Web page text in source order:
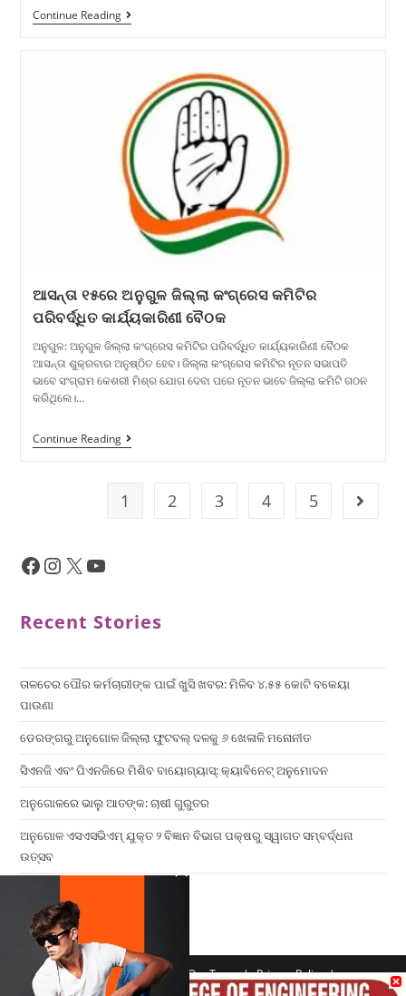
Continue Reading
ଆସନ୍ତା ୧୫ରେ ଅନୁଗୁଳ ଜିଲ୍ଲା କଂଗ୍ରେସ କମିଟିର
ପରିବର୍ଦ୍ଧିତ କାର୍ଯ୍ୟକାରିଣୀ ବୈଠକ
ଅନୁଗୁଳ: ଅନୁଗୁଳ ଜିଲ୍ଲା କଂଗ୍ରେସ କମିଟିର ପରିବର୍ଦ୍ଧିତ କାର୍ଯ୍ୟକାରିଣୀ ବୈଠକ
ଆସନ୍ତା ଶୁକ୍ରବାର ଅନୁଷ୍ଠିତ ହେବ। ଜିଲ୍ଲା କଂଗ୍ରେସ କମିଟିର ନୂତନ ସଭାପତି
ଭାବେ ସଂଗ୍ରାମ କେଶରୀ ମିଶ୍ର ଯୋଗ ଦେବା ପରେ ନୂତନ ଭାବେ ଜିଲ୍ଲା କମିଟି ଗଠନ
କରିଥିଲେ।…
Continue Reading
1 2 3 4 5
Recent Stories
ତାଳଚେର ପୌର କର୍ମଚାରୀଙ୍କ ପାଇଁ ଖୁସି ଖବର: ମିଳିବ ୪.୫୫ କୋଟି ବକେୟା
ପାଉଣା
ଡେରଙ୍ଗରୁ ଅନୁଗୋଳ ଜିଲ୍ଲା ଫୁଟବଲ୍ ଦଳକୁ ୬ ଖେଳାଳି ମନୋନୀତ
ସିଏନଜି ଏବଂ ପିଏନଜିରେ ମିଶିବ ବାୟୋଗ୍ୟାସ୍: କ୍ୟାବିନେଟ୍ ଅନୁମୋଦନ
ଅନୁଗୋଳରେ ଭାଲୁ ଆତଙ୍କ: ଚାଷୀ ଗୁରୁତର
ଅନୁଗୋଳ ଏସଏସଭିଏମ୍ ଯୁକ୍ତ ୨ ବିଜ୍ଞାନ ବିଭାଗ ପକ୍ଷରୁ ସ୍ୱାଗତ ସମ୍ବର୍ଦ୍ଧନା
ଉତ୍ସବ
Home Contact us Our Team
Privacy Policy
Terms & Conditions
×